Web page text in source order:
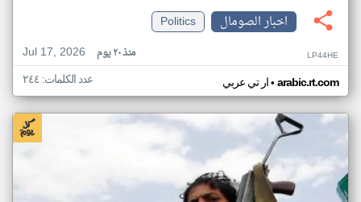
اخبار الصومال
Politics
Jul 17, 2026
منذ ٢٠ يوم LP44HE
ار تي عربي• arabic.rt.com عدد الكلمات: ٢٤٤